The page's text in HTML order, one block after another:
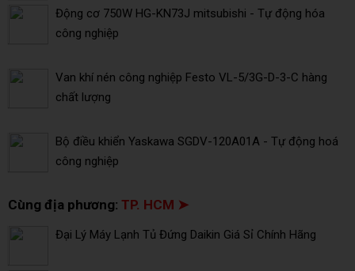
Động cơ 750W HG-KN73J mitsubishi - Tự động hóa
công nghiệp
Van khí nén công nghiệp Festo VL-5/3G-D-3-C hàng
chất lượng
Bộ điều khiển Yaskawa SGDV-120A01A - Tự động hoá
công nghiệp
Cùng địa phương: TP. HCM ➤
Đại Lý Máy Lạnh Tủ Đứng Daikin Giá Sỉ Chính Hãng